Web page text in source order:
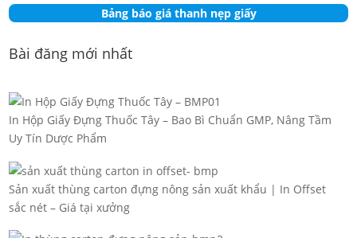
Bảng báo giá thanh nẹp giấy
Bài đăng mới nhất
In Hộp Giấy Đựng Thuốc Tây – Bao Bì Chuẩn GMP, Nâng Tầm
Uy Tín Dược Phẩm
Sản xuất thùng carton đựng nông sản xuất khẩu | In Offset
sắc nét – Giá tại xưởng